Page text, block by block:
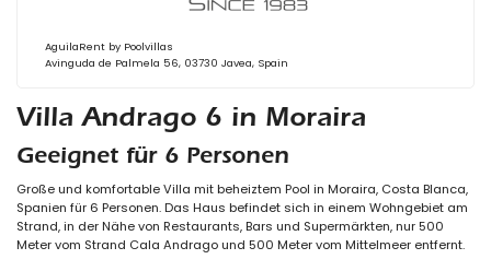
Villa Andrago 6 in Moraira
Geeignet für 6 Personen
Große und komfortable Villa mit beheiztem Pool in Moraira, Costa Blanca,
Spanien für 6 Personen. Das Haus befindet sich in einem Wohngebiet am
Strand, in der Nähe von Restaurants, Bars und Supermärkten, nur 500
Meter vom Strand Cala Andrago und 500 Meter vom Mittelmeer entfernt.
AguilaRent by Poolvillas
Avinguda de Palmela 56, 03730 Javea, Spain